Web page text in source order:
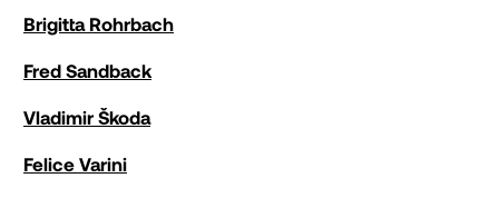
Brigitta Rohrbach
Fred Sandback
Vladimir Škoda
Felice Varini